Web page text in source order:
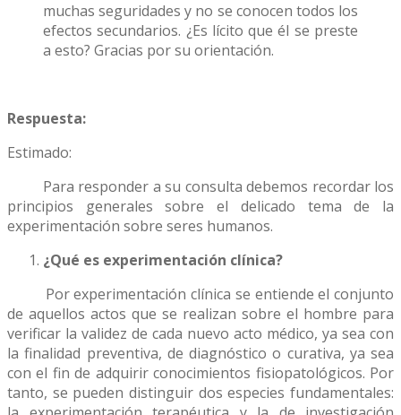
muchas seguridades y no se conocen todos los
efectos secundarios. ¿Es lícito que él se preste
a esto? Gracias por su orientación.
Respuesta:
Estimado:
Para responder a su consulta debemos recordar los
principios generales sobre el delicado tema de la
experimentación sobre seres humanos.
¿Qué es experimentación clínica?
Por experimentación clínica se entiende el conjunto
de aquellos actos que se realizan sobre el hombre para
verificar la validez de cada nuevo acto médico, ya sea con
la finalidad preventiva, de diagnóstico o curativa, ya sea
con el fin de adquirir conocimientos fisiopatológicos. Por
tanto, se pueden distinguir dos especies fundamentales: